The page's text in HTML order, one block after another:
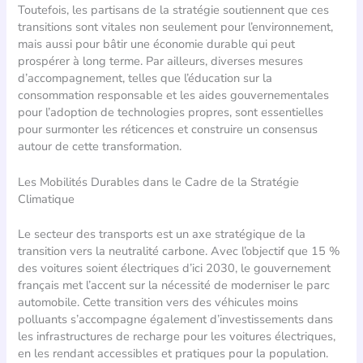
Toutefois, les partisans de la stratégie soutiennent que ces
transitions sont vitales non seulement pour l’environnement,
mais aussi pour bâtir une économie durable qui peut
prospérer à long terme. Par ailleurs, diverses mesures
d’accompagnement, telles que l’éducation sur la
consommation responsable et les aides gouvernementales
pour l’adoption de technologies propres, sont essentielles
pour surmonter les réticences et construire un consensus
autour de cette transformation.
Les Mobilités Durables dans le Cadre de la Stratégie
Climatique
Le secteur des transports est un axe stratégique de la
transition vers la neutralité carbone. Avec l’objectif que 15 %
des voitures soient électriques d’ici 2030, le gouvernement
français met l’accent sur la nécessité de moderniser le parc
automobile. Cette transition vers des véhicules moins
polluants s’accompagne également d’investissements dans
les infrastructures de recharge pour les voitures électriques,
en les rendant accessibles et pratiques pour la population.